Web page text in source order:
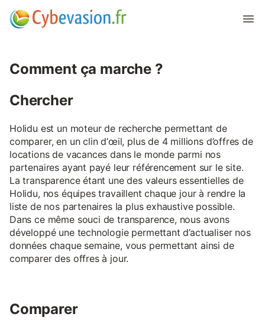
Comment ça marche ?
Chercher
Holidu est un moteur de recherche permettant de
comparer, en un clin d’œil, plus de 4 millions d’offres de
locations de vacances dans le monde parmi nos
partenaires ayant payé leur référencement sur le site.
La transparence étant une des valeurs essentielles de
Holidu, nos équipes travaillent chaque jour à rendre la
liste de nos partenaires la plus exhaustive possible.
Dans ce même souci de transparence, nous avons
développé une technologie permettant d’actualiser nos
données chaque semaine, vous permettant ainsi de
comparer des offres à jour.
Comparer